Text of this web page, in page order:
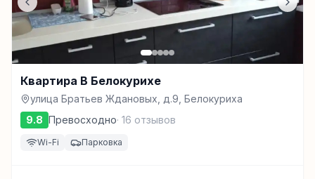
Квартира В Белокурихе
улица Братьев Ждановых, д.9, Белокуриха
9.8 Превосходно· 16 отзывов
Wi-Fi Парковка